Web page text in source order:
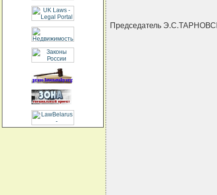
Председатель